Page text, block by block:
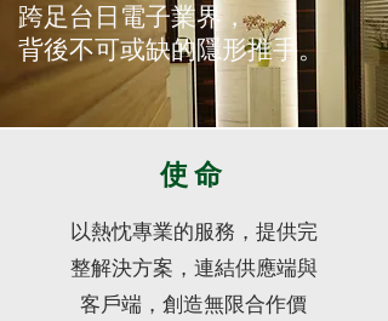
​跨足台日電子業界，
背後不可或缺的隱形推手。
使命
以熱忱專業的服務，提供完
整解決方案，連結供應端與
客戶端，創造無限合作價